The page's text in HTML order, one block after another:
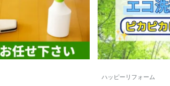
ハッピーリフォーム